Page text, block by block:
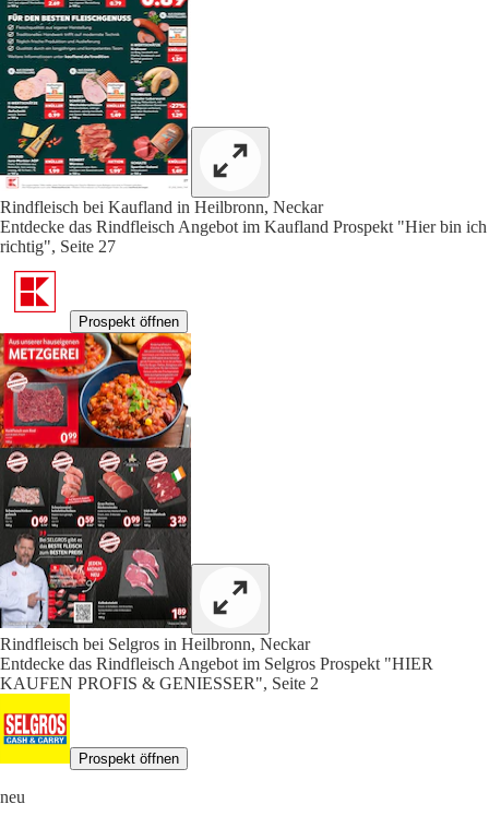
Rindfleisch bei Kaufland in Heilbronn, Neckar
Entdecke das Rindfleisch Angebot im Kaufland Prospekt "Hier bin ich
richtig", Seite 27
Prospekt öffnen
Rindfleisch bei Selgros in Heilbronn, Neckar
Entdecke das Rindfleisch Angebot im Selgros Prospekt "HIER
KAUFEN PROFIS & GENIESSER", Seite 2
Prospekt öffnen
neu